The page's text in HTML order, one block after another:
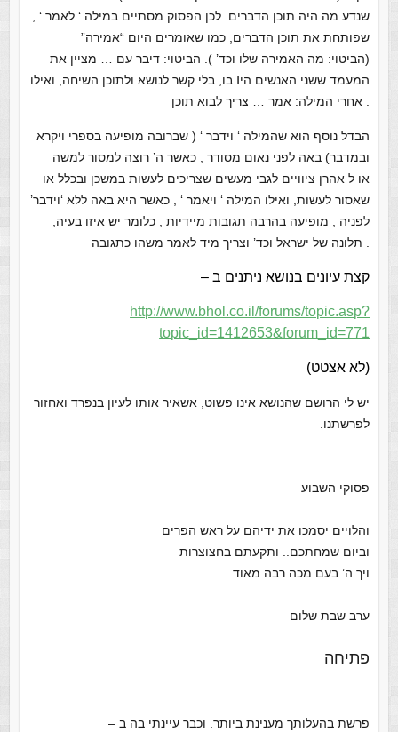
שנדע מה היה תוכן הדברים. לכן הפסוק מסתיים במילה ‘ לאמר ‘ ,
שפותחת את תוכן הדברים, כמו שאומרים היום “אמירה”
(הביטוי: מה האמירה שלו וכד’ ). הביטוי: דיבר עם … מציין את
המעמד ששני האנשים היו בו, בלי קשר לנושא ולתוכן השיחה, ואילו
אחרי המילה: אמר … צריך לבוא תוכן
הבדל נוסף הוא שהמילה ‘ וידבר ‘ ( שברובה מופיעה בספרי ויקרא
ובמדבר) באה לפני נאום מסודר , כאשר ה’ רוצה למסור למשה
או ל אהרן ציוויים לגבי מעשים שצריכים לעשות במשכן ובכלל או
שאסור לעשות, ואילו המילה ‘ ויאמר ‘ , כאשר היא באה ללא ‘וידבר’
לפניה , מופיעה בהרבה תגובות מיידיות , כלומר יש איזו בעיה,
קצת עיונים בנושא ניתנים ב –
http://www.bhol.co.il/forums/topic.asp?
topic_id=1412653&forum_id=771
(לא אצטט)
יש לי הרושם שהנושא אינו פשוט, אשאיר אותו לעיון בנפרד ואחזור
לפרשתנו.
פסוקי השבוע
והלויים יסמכו את ידיהם על ראש הפרים
וביום שמחתכם.. ותקעתם בחצוצרות
ויך ה’ בעם מכה רבה מאוד
ערב שבת שלום
פתיחה
פרשת בהעלותך מענינת ביותר. וכבר עיינתי בה ב –